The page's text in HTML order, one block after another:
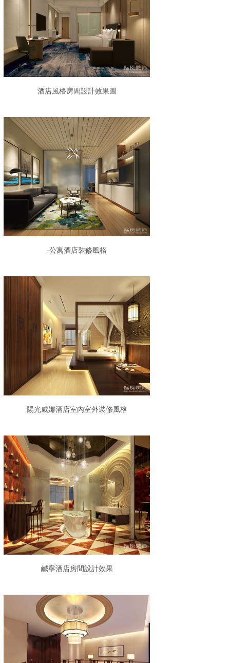
酒店風格房間設計效果圖
-公寓酒店裝修風格
陽光威娜酒店室內室外裝修風格
鹹寧酒店房間設計效果